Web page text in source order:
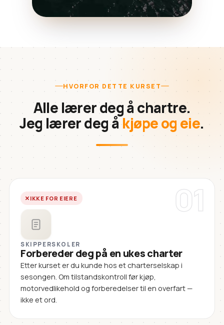
HVORFOR DETTE KURSET
Alle lærer deg å chartre.
Jeg lærer deg åkjøpe og eie.
01
IKKE FOR EIERE
SKIPPERSKOLER
Forbereder deg på en ukes charter
Etter kurset er du kunde hos et charterselskap i
sesongen. Om tilstandskontroll før kjøp,
motorvedlikehold og forberedelser til en overfart —
ikke et ord.